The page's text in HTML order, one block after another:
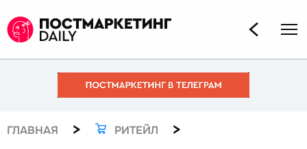
ГЛАВНАЯ > РИТЕЙЛ >